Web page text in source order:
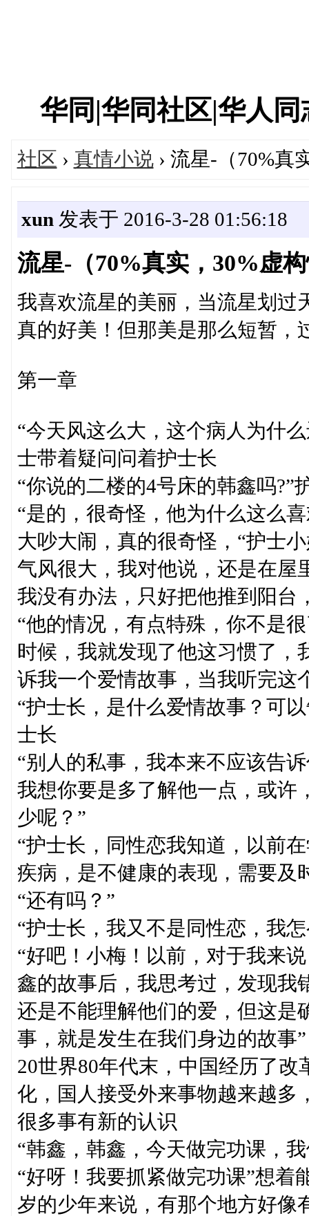
华同|华同社区|华人
社区 › 真情小说› 流星-（70%真
xun 发表于 2016-3-28 01:56:18
流星-（70%真实，30%虚
我喜欢流星的美丽，当流星划过
真的好美！但那美是那么短暂，
第一章
“今天风这么大，这个病人为什
士带着疑问问着护士长
“你说的二楼的4号床的韩鑫吗
“是的，很奇怪，他为什么这么
大吵大闹，真的很奇怪，“护士
气风很大，我对他说，还是在屋
我没有办法，只好把他推到阳台
“他的情况，有点特殊，你不是
时候，我就发现了他这习惯了，
诉我一个爱情故事，当我听完这
“护士长，是什么爱情故事？可
士长
“别人的私事，我本来不应该告
我想你要是多了解他一点，或许
少呢？”
“护士长，同性恋我知道，以前
疾病，是不健康的表现，需要及
“还有吗？”
“护士长，我又不是同性恋，我
“好吧！小梅！以前，对于我来
鑫的故事后，我思考过，发现我
还是不能理解他们的爱，但这是
事，就是发生在我们身边的故事”
20世界80年代末，中国经历了
化，国人接受外来事物越来越多
很多事有新的认识
“韩鑫，韩鑫，今天做完功课，
“好呀！我要抓紧做完功课”想着
岁的少年来说，有那个地方好像